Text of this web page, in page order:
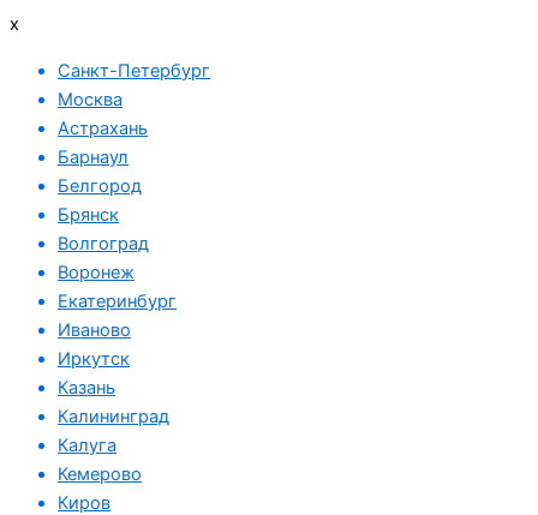
x
Санкт-Петербург
Москва
Астрахань
Барнаул
Белгород
Брянск
Волгоград
Воронеж
Екатеринбург
Иваново
Иркутск
Казань
Калининград
Калуга
Кемерово
Киров